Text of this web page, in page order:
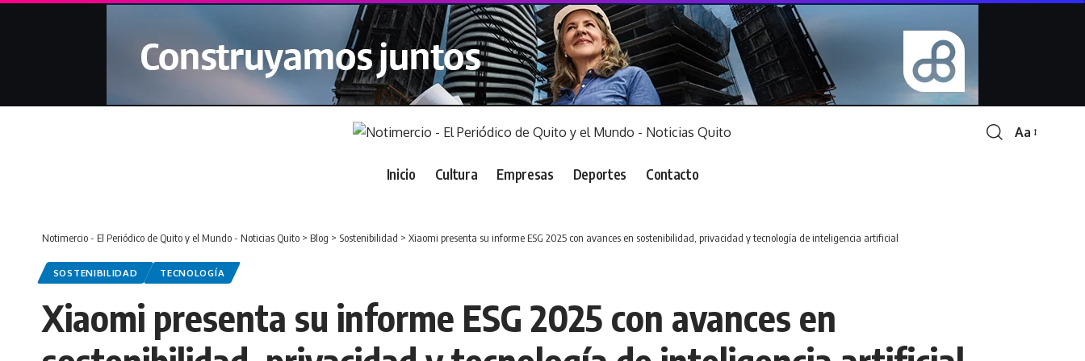
Font
Aa
Inicio Cultura Empresas Deportes Contacto
Notimercio - El Periódico de Quito y el Mundo - Noticias Quito > Blog > Sostenibilidad > Xiaomi presenta su informe ESG 2025 con avances en sostenibilidad, privacidad y tecnología de inteligencia artificial
SOSTENIBILIDAD TECNOLOGÍA
Xiaomi presenta su informe ESG 2025 con avances en